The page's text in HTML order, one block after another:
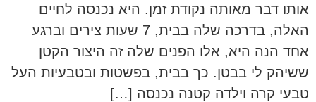
אותו דבר מאותה נקודת זמן. היא נכנסה לחיים
האלה, בדרכה שלה בבית, 7 שעות צירים וברגע
אחד הנה היא, אלו הפנים שלה זה היצור הקטן
ששיהק לי בבטן. כך בבית, בפשטות ובטבעיות העל
טבעי קרה וילדה קטנה נכנסה […]